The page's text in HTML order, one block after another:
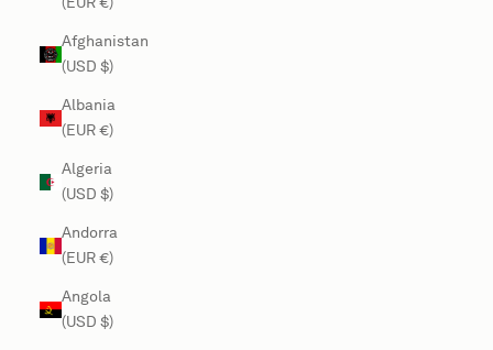
Afghanistan
(USD $)
Albania
(EUR €)
Algeria
(USD $)
Andorra
(EUR €)
Angola
(USD $)